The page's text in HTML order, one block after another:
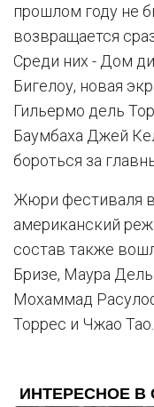
прошлом году не
возвращается
Среди них - Дом
Бигелоу, новая
Гильермо дель
Баумбаха Джей
бороться за
Жюри фестиваля в
американский
состав также
Бризе, Маура
Мохаммад
Торрес и Чжао Тао.